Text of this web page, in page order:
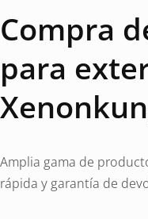
Compra
para
Amplia gama de
rápida y garantía de